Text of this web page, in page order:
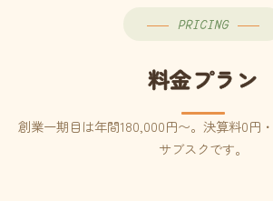
PRICING
料金プラン
創業一期目は年間180,000円〜。決算料0円
サブスクです。